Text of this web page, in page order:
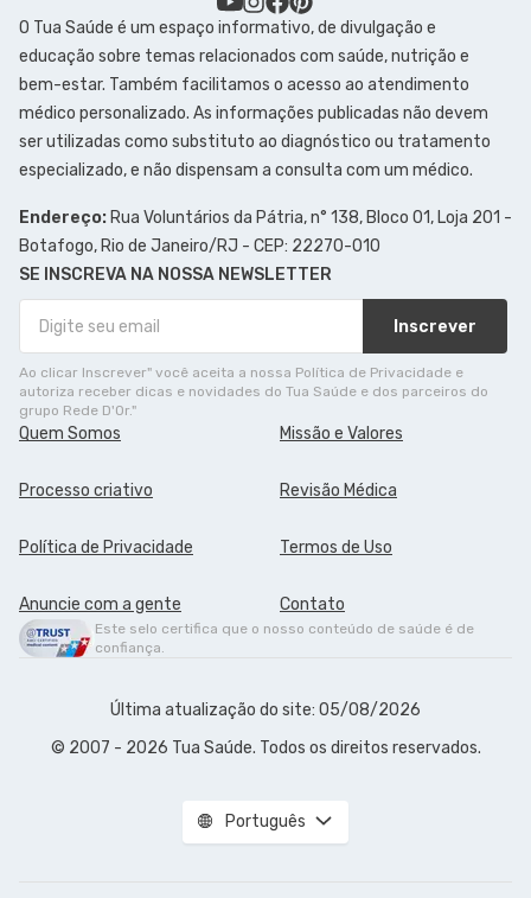
O Tua Saúde é um espaço informativo, de divulgação e
educação sobre temas relacionados com saúde, nutrição e
bem-estar. Também facilitamos o acesso ao atendimento
médico personalizado. As informações publicadas não devem
ser utilizadas como substituto ao diagnóstico ou tratamento
especializado, e não dispensam a consulta com um médico.
Endereço: Rua Voluntários da Pátria, n° 138, Bloco 01, Loja 201 -
Botafogo, Rio de Janeiro/RJ - CEP: 22270-010
SE INSCREVA NA NOSSA NEWSLETTER
Inscrever
Ao clicar Inscrever" você aceita a nossa Política de Privacidade e
autoriza receber dicas e novidades do Tua Saúde e dos parceiros do
grupo Rede D'Or."
Quem Somos Missão e Valores
Processo criativo Revisão Médica
Política de Privacidade Termos de Uso
Anuncie com a gente Contato
Este selo certifica que o nosso conteúdo de saúde é de
confiança.
Última atualização do site: 05/08/2026
© 2007 - 2026 Tua Saúde. Todos os direitos reservados.
Português